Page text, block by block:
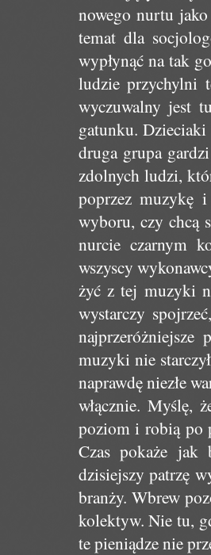
nowego nurtu
temat dla
wypłynąć na tak
ludzie przychylni
wyczuwalny jest
gatunku.
druga grupa
zdolnych ludzi,
poprzez muzykę
wyboru, czy chcą
nurcie czarnym
wszyscy
żyć z tej muzyki
wystarczy
muzyki nie
naprawdę niezłe
włącznie. Myślę,
poziom i robią po
Czas pokaże
dzisiejszy patrzę
branży. Wbrew
kolektyw. Nie tu,
te pieniądze nie